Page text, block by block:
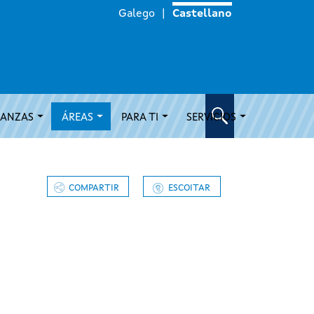
Galego Castellano
ÁREAS PARA TI SERVICIOS
COMPARTIR ESCOITAR